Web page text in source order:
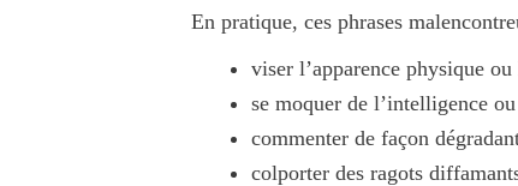
En pratique, ces phrases
viser l’apparence physique ou
se moquer de l’intelligence
commenter de façon
colporter des ragots